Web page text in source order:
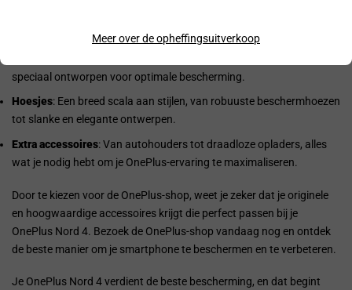
toestel altijd opgeladen te houden.
speciaal ontworpen voor optimale bescherming.
Hoesjes: Een breed scala aan stijlen, van robuuste beschermhoezen
tot slanke en elegante ontwerpen.
Extra accessoires: Van autohouders tot draadloze opladers, alles
wat je nodig hebt om je OnePlus-ervaring te maximaliseren.
Door te kiezen voor de OnePlus-shop, weet je zeker dat je originele
en hoogwaardige accessoires krijgt die perfect passen bij je
OnePlus Nord 4. Bezoek de OnePlus-shop vandaag nog en ontdek
de beste manier om je smartphone te beschermen en te verbeteren.
Je OnePlus Nord 4 verdient de beste bescherming, en dat begint
Meer over de opheffingsuitverkoop